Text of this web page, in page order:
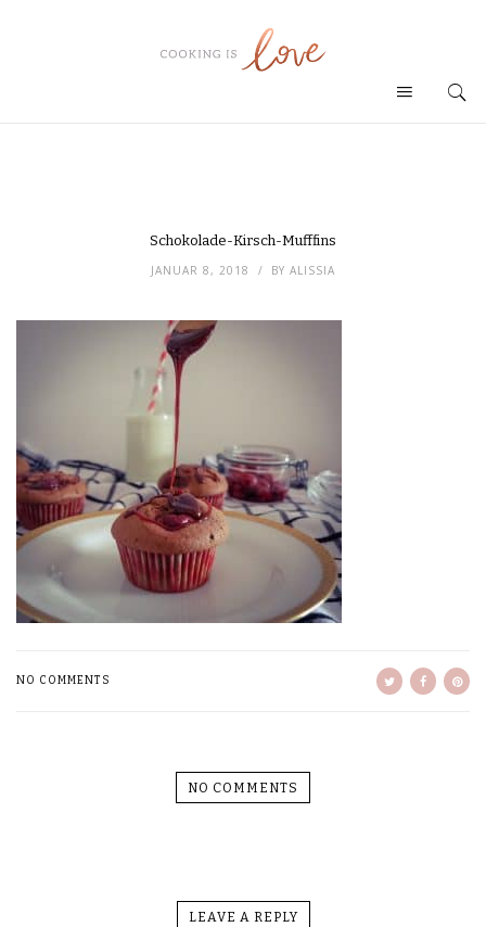
Schokolade-Kirsch-Mufffins
JANUAR 8, 2018 BY ALISSIA
NO COMMENTS
NO COMMENTS
LEAVE A REPLY